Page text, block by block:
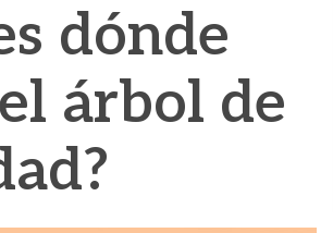
dónde
árbol de